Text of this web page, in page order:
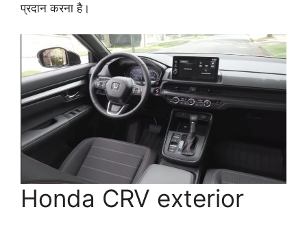
प्रदान करना है।
Honda CRV exterior